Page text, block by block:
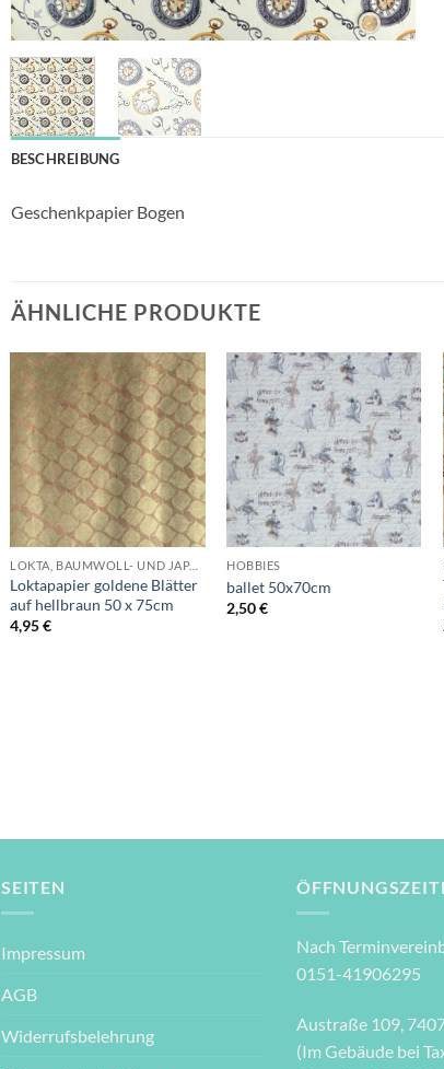
BESCHREIBUNG
Geschenkpapier Bogen
ÄHNLICHE PRODUKTE
Auf die
Wunschliste
+
LOKTA, BAUMWOLL- UND JAPANPAPIERE
Loktapapier goldene Blätter
auf hellbraun 50 x 75cm
4,95€
Auf die
Wunschliste
+
HOBBIES
ballet 50x70cm
2,50€
SEITEN
Impressum
AGB
Widerrufsbelehrung
Nach
0151-41906295
Austraße 109,
(Im Gebäude bei